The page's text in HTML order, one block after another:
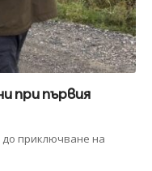
при първия
приключване на